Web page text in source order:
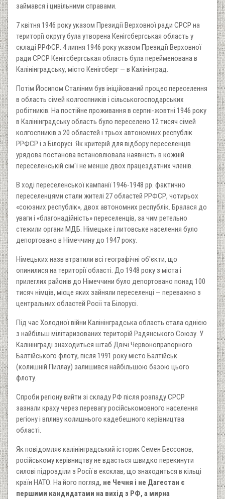
займався і цивільними справами.
7 квітня 1946 року указом Президії Верховної ради СРСР на
території округу була утворена Кенігсбергськая область у
складі РРФСР. 4 липня 1946 року указом Президії Верховної
ради СРСР Кенігсбергськая область була перейменована в
Калінінградську, місто Кенігсберг — в Калінінград.
Потім Йосипом Сталіним був ініційований процес переселення
в область сімей колгоспників і сільськогосподарських
робітників. На постійне проживання в серпні-жовтні 1946 року
в Калінінградську область було переселено 12 тисяч сімей
колгоспників з 20 областей і трьох автономних республік
РРФСР і з Білорусі. Як критерій для відбору переселенців
урядова постанова встановлювала наявність в кожній
переселенській сім'ї не менше двох працездатних членів.
В ході переселенської кампанії 1946-1948 рр. фактично
переселенцями стали жителі 27 областей РРФСР, чотирьох
«союзних республік», двох автономних республік. Бралася до
уваги і «благонадійність» переселенців, за чим ретельно
стежили органи МДБ. Німецьке і литовське населення було
депортовано в Німеччину до 1947 року.
Німецьких назв втратили всі географічні об'єкти, що
опинилися на території області. До 1948 року з міста і
прилеглих районів до Німеччини було депортовано понад 100
тисяч німців, місце яких зайняли переселенці — переважно з
центральних областей Росії та Білорусі.
Під час Холодної війни Калінінградська область стала однією
з найбільш мілітаризованих територій Радянського Союзу. У
Калінінграді знаходиться штаб Двічі Червонопрапорного
Балтійського флоту, після 1991 року місто Балтійськ
(колишній Пиллау) залишився найбільшою базою цього
флоту.
Спроби регіону вийти зі складу РФ після розпаду СРСР
зазнали краху через перевагу російськомовного населення
регіону і впливу колишнього кадебешного керівництва
області.
Як повідомляє калінінградський історик Семен Бессонов,
російському керівництву не вдасться швидко перекинути
силові підрозділи з Росії в ексклав, що знаходиться в кільці
країн НАТО. На його погляд, не Чечня і не Дагестан є
першими кандидатами на вихід з РФ, а мирна